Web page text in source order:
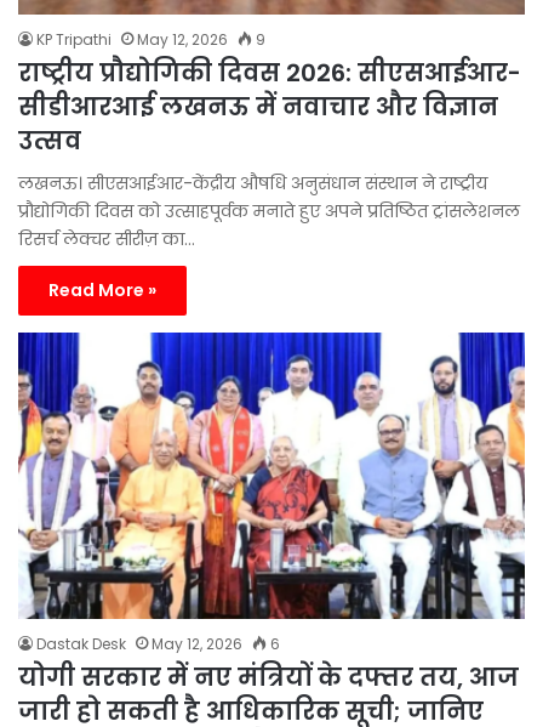
KP Tripathi May 12, 2026 9
राष्ट्रीय प्रौद्योगिकी दिवस 2026: सीएसआईआर-
सीडीआरआई लखनऊ में नवाचार और विज्ञान
उत्सव
लखनऊ। सीएसआईआर-केंद्रीय औषधि अनुसंधान संस्थान ने राष्ट्रीय
प्रौद्योगिकी दिवस को उत्साहपूर्वक मनाते हुए अपने प्रतिष्ठित ट्रांसलेशनल
रिसर्च लेक्चर सीरीज़ का…
Read More »
Dastak Desk May 12, 2026 6
योगी सरकार में नए मंत्रियों के दफ्तर तय, आज
जारी हो सकती है आधिकारिक सूची; जानिए